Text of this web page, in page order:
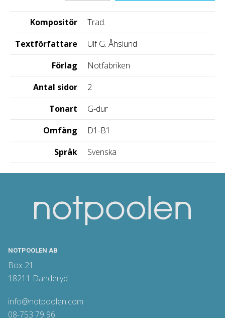
Kompositör
Trad.
Textförfattare
Ulf G. Åhslund
Förlag
Notfabriken
Antal sidor
2
Tonart
G-dur
Omfång
D1-B1
Språk
Svenska
NOTPOOLEN AB
Box 21
18211 Danderyd
info@notpoolen.com
08-753 79 96